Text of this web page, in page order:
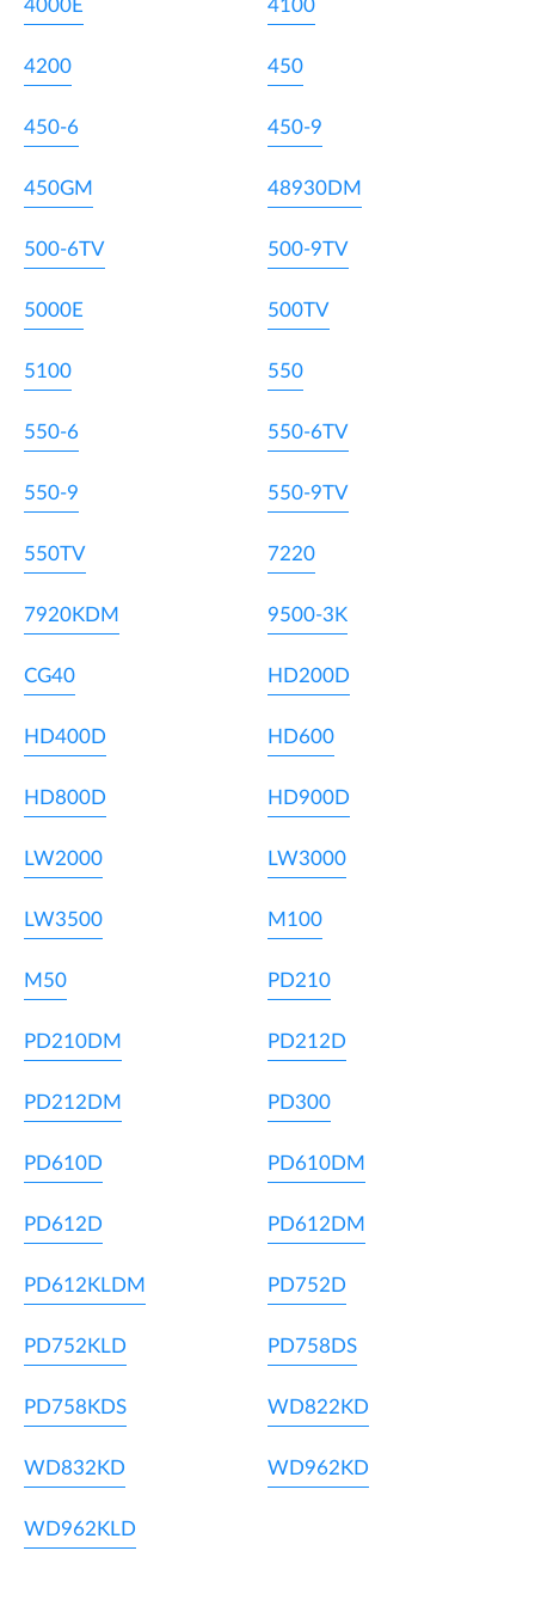
4000E 4100
4200 450
450-6 450-9
450GM 48930DM
500-6TV 500-9TV
5000E 500TV
5100 550
550-6 550-6TV
550-9 550-9TV
550TV 7220
7920KDM 9500-3K
CG40 HD200D
HD400D HD600
HD800D HD900D
LW2000 LW3000
LW3500 M100
M50 PD210
PD210DM PD212D
PD212DM PD300
PD610D PD610DM
PD612D PD612DM
PD612KLDM PD752D
PD752KLD PD758DS
PD758KDS WD822KD
WD832KD WD962KD
WD962KLD